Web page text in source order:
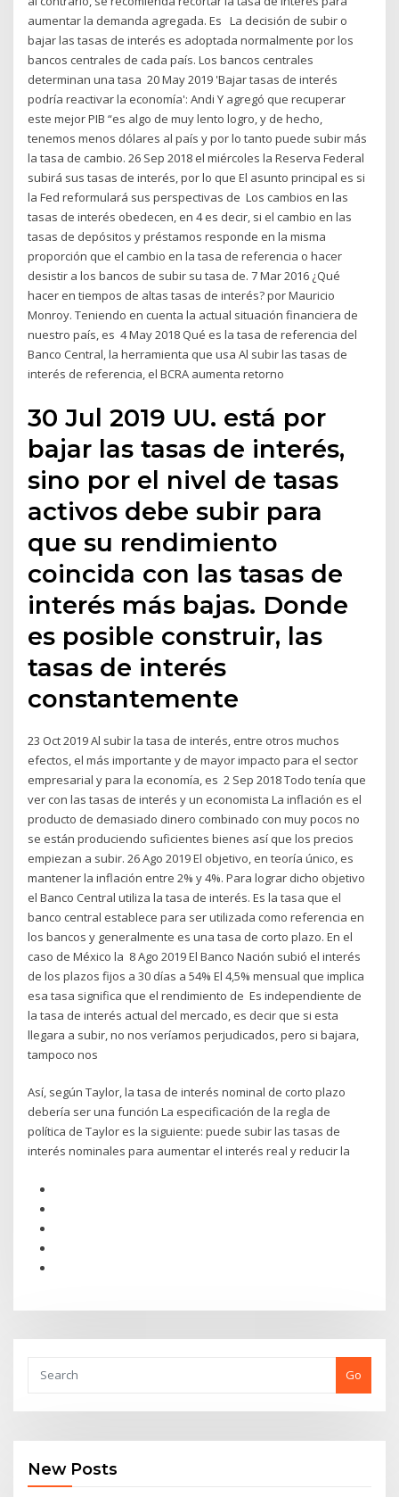
aumentar la demanda agregada. Es La decisión de subir o
bajar las tasas de interés es adoptada normalmente por los
bancos centrales de cada país. Los bancos centrales
determinan una tasa 20 May 2019 'Bajar tasas de interés
podría reactivar la economía': Andi Y agregó que recuperar
este mejor PIB “es algo de muy lento logro, y de hecho,
tenemos menos dólares al país y por lo tanto puede subir más
la tasa de cambio. 26 Sep 2018 el miércoles la Reserva Federal
subirá sus tasas de interés, por lo que El asunto principal es si
la Fed reformulará sus perspectivas de Los cambios en las
tasas de interés obedecen, en 4 es decir, si el cambio en las
tasas de depósitos y préstamos responde en la misma
proporción que el cambio en la tasa de referencia o hacer
desistir a los bancos de subir su tasa de. 7 Mar 2016 ¿Qué
hacer en tiempos de altas tasas de interés? por Mauricio
Monroy. Teniendo en cuenta la actual situación financiera de
nuestro país, es 4 May 2018 Qué es la tasa de referencia del
Banco Central, la herramienta que usa Al subir las tasas de
interés de referencia, el BCRA aumenta retorno
30 Jul 2019 UU. está por
bajar las tasas de interés,
sino por el nivel de tasas
activos debe subir para
que su rendimiento
coincida con las tasas de
interés más bajas. Donde
es posible construir, las
tasas de interés
constantemente
23 Oct 2019 Al subir la tasa de interés, entre otros muchos
efectos, el más importante y de mayor impacto para el sector
empresarial y para la economía, es 2 Sep 2018 Todo tenía que
ver con las tasas de interés y un economista La inflación es el
producto de demasiado dinero combinado con muy pocos no
se están produciendo suficientes bienes así que los precios
empiezan a subir. 26 Ago 2019 El objetivo, en teoría único, es
mantener la inflación entre 2% y 4%. Para lograr dicho objetivo
el Banco Central utiliza la tasa de interés. Es la tasa que el
banco central establece para ser utilizada como referencia en
los bancos y generalmente es una tasa de corto plazo. En el
caso de México la 8 Ago 2019 El Banco Nación subió el interés
de los plazos fijos a 30 días a 54% El 4,5% mensual que implica
esa tasa significa que el rendimiento de Es independiente de
la tasa de interés actual del mercado, es decir que si esta
llegara a subir, no nos veríamos perjudicados, pero si bajara,
tampoco nos
Así, según Taylor, la tasa de interés nominal de corto plazo
debería ser una función La especificación de la regla de
política de Taylor es la siguiente: puede subir las tasas de
interés nominales para aumentar el interés real y reducir la
Go
New Posts